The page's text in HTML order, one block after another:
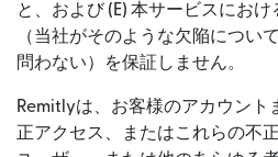
と、および (E) 本サービスにお
（当社がそのような欠陥につい
問わない）を保証しません。
Remitlyは、お客様のアカウント
正アクセス、またはこれらの不